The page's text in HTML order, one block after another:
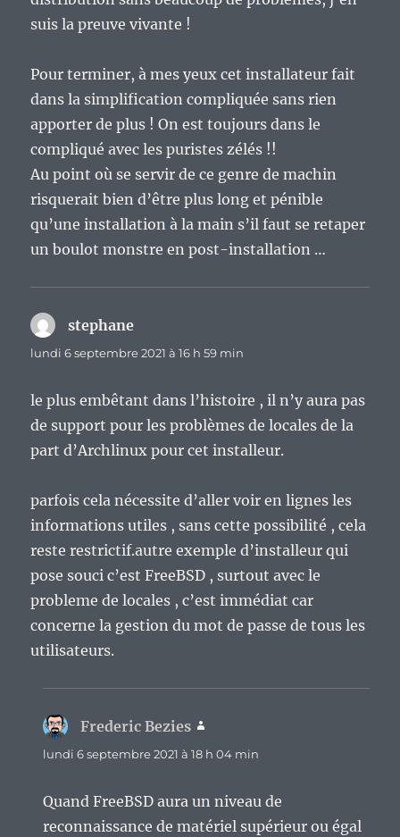
suis la preuve vivante !
Pour terminer, à mes yeux cet installateur fait
dans la simplification compliquée sans rien
apporter de plus ! On est toujours dans le
compliqué avec les puristes zélés !!
Au point où se servir de ce genre de machin
risquerait bien d’être plus long et pénible
qu’une installation à la main s’il faut se retaper
un boulot monstre en post-installation …
stephane
lundi 6 septembre 2021 à 16 h 59 min
le plus embêtant dans l’histoire , il n’y aura pas
de support pour les problèmes de locales de la
part d’Archlinux pour cet installeur.
parfois cela nécessite d’aller voir en lignes les
informations utiles , sans cette possibilité , cela
reste restrictif.autre exemple d’installeur qui
pose souci c’est FreeBSD , surtout avec le
probleme de locales , c’est immédiat car
concerne la gestion du mot de passe de tous les
utilisateurs.
Frederic Bezies
lundi 6 septembre 2021 à 18 h 04 min
Quand FreeBSD aura un niveau de
reconnaissance de matériel supérieur ou égal